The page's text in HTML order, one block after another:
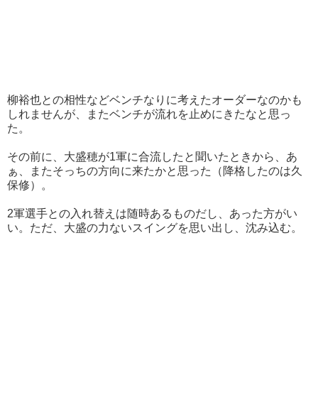
柳裕也との相性などベンチなりに考えたオーダーなのかも
しれませんが、またベンチが流れを止めにきたなと思っ
た。
その前に、大盛穂が1軍に合流したと聞いたときから、あ
ぁ、またそっちの方向に来たかと思った（降格したのは久
保修）。
2軍選手との入れ替えは随時あるものだし、あった方がい
い。ただ、大盛の力ないスイングを思い出し、沈み込む。